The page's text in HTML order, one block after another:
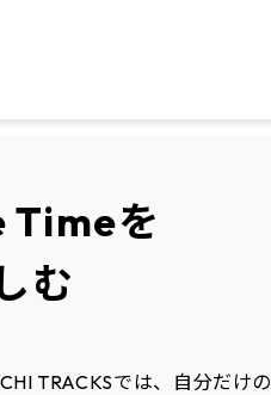
Timeを
む
TRACKSでは、自分だけの